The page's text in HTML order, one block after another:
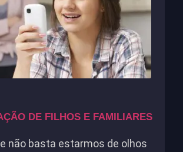
DE FILHOS E FAMILIARES
não basta estarmos de olhos